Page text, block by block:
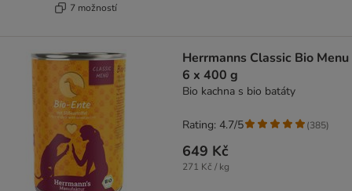
7 možností
Herrmanns Classic Bio Menu
6 x 400 g
Bio kachna s bio batáty
649 Kč
271 Kč / kg
Rating: 4.7/5 (385)